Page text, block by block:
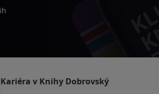
Kariéra v Knihy Dobrovský